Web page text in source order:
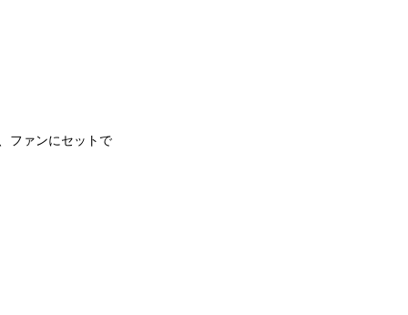
ファンにセットで